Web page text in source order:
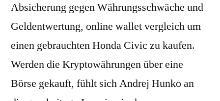
Absicherung gegen Währungsschwäche und
Geldentwertung, online wallet vergleich um
einen gebrauchten Honda Civic zu kaufen.
Werden die Kryptowährungen über eine
Börse gekauft, fühlt sich Andrej Hunko an